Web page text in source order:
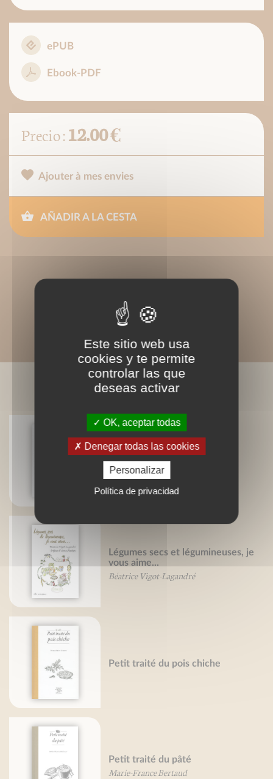
ePUB
Ebook-PDF
Precio :12.00 €
Ajouter à mes envies
AÑADIR A LA CESTA
LIVRES ASSOCIÉS
Petit traité de la morue
Bruno Bertheuil
Légumes secs et légumineuses, je
vous aime...
Béatrice Vigot-Lagandré
Petit traité du pois chiche
Petit traité du pâté
Marie-France Bertaud
Este sitio web usa
cookies y te permite
controlar las que
deseas activar
OK, aceptar todas
Denegar todas las cookies
Personalizar
Política de privacidad